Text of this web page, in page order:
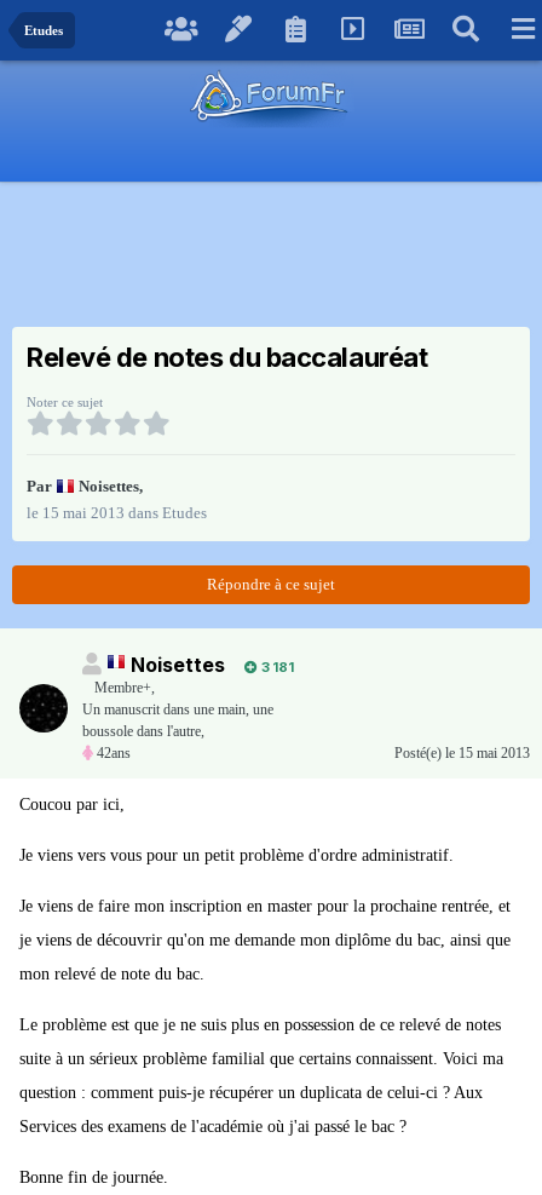
Etudes
Relevé de notes du baccalauréat
Noter ce sujet
Par Noisettes,
le 15 mai 2013 dans Etudes
Répondre à ce sujet
Noisettes
3 181
Membre+,
Un manuscrit dans une main, une
boussole dans l'autre,
42ans
Posté(e) le 15 mai 2013
Coucou par ici,
Je viens vers vous pour un petit problème d'ordre administratif.
Je viens de faire mon inscription en master pour la prochaine rentrée, et
je viens de découvrir qu'on me demande mon diplôme du bac, ainsi que
mon relevé de note du bac.
Le problème est que je ne suis plus en possession de ce relevé de notes
suite à un sérieux problème familial que certains connaissent. Voici ma
question : comment puis-je récupérer un duplicata de celui-ci ? Aux
Services des examens de l'académie où j'ai passé le bac ?
Bonne fin de journée.